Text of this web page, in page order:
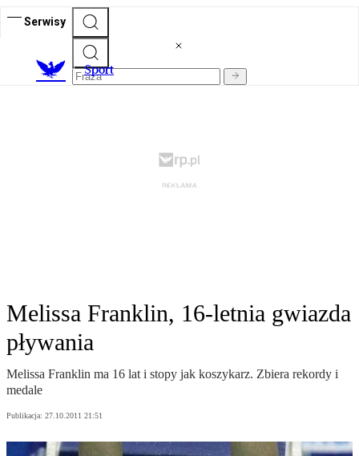
Serwisy
Sport
Melissa Franklin, 16-letnia gwiazda
pływania
Melissa Franklin ma 16 lat i stopy jak koszykarz. Zbiera rekordy i
medale
Publikacja: 27.10.2011 21:51